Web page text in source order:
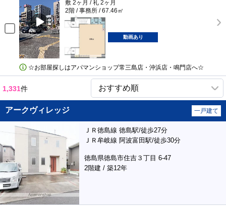
敷 2ヶ月 / 礼 2ヶ月
2階 / 事務所 / 67.46㎡
動画あり
☆お部屋探しはアパマンショップ常三島店・沖浜店・鳴門店へ☆
1,331件
アークヴィレッジ 一戸建て
ＪＲ徳島線 徳島駅/徒歩27分
ＪＲ牟岐線 阿波富田駅/徒歩30分
徳島県徳島市住吉３丁目 6-47
2階建 / 築12年